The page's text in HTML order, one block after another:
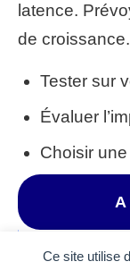
Ce site utilise
latence.
de croissance.
Tester sur
Évaluer
Choisir
A